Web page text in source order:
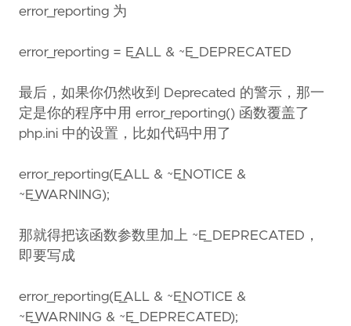
error_reporting 为
error_reporting = E_ALL & ~E_DEPRECATED
最后，如果你仍然收到 Deprecated 的警示，那一
定是你的程序中用 error_reporting() 函数覆盖了
php.ini 中的设置，比如代码中用了
error_reporting(E_ALL & ~E_NOTICE &
~E_WARNING);
那就得把该函数参数里加上 ~E_DEPRECATED，
即要写成
error_reporting(E_ALL & ~E_NOTICE &
~E_WARNING & ~E_DEPRECATED);